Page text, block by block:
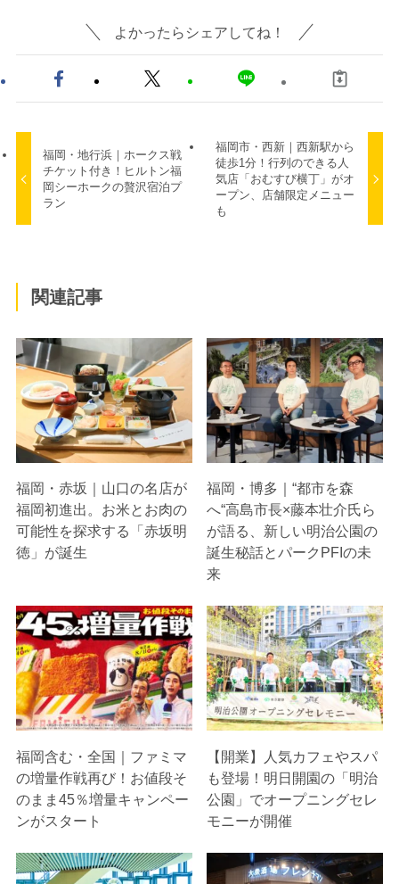
よかったらシェアしてね！
福岡・地行浜｜ホークス戦
チケット付き！ヒルトン福
岡シーホークの贅沢宿泊プ
ラン
福岡市・西新｜西新駅から
徒歩1分！行列のできる人
気店「おむすび横丁」がオ
ープン、店舗限定メニュー
も
関連記事
福岡・赤坂｜山口の名店が
福岡初進出。お米とお肉の
可能性を探求する「赤坂明
徳」が誕生
福岡・博多｜“都市を森
へ“高島市長×藤本壮介氏ら
が語る、新しい明治公園の
誕生秘話とパークPFIの未
来
福岡含む・全国｜ファミマ
の増量作戦再び！お値段そ
のまま45％増量キャンペー
ンがスタート
【開業】人気カフェやスパ
も登場！明日開園の「明治
公園」でオープニングセレ
モニーが開催